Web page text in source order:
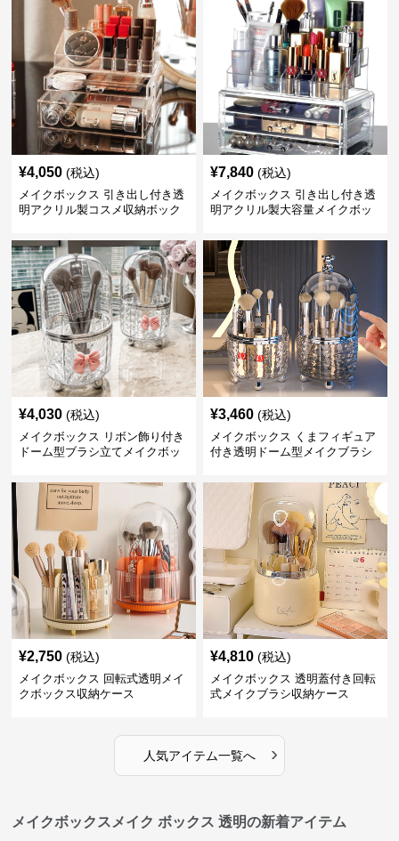
¥4,050 (税込)
メイクボックス 引き出し付き透
明アクリル製コスメ収納ボック
¥7,840 (税込)
メイクボックス 引き出し付き透
明アクリル製大容量メイクボッ
¥4,030 (税込)
メイクボックス リボン飾り付き
ドーム型ブラシ立てメイクボッ
¥3,460 (税込)
メイクボックス くまフィギュア
付き透明ドーム型メイクブラシ
¥2,750 (税込)
メイクボックス 回転式透明メイ
クボックス収納ケース
¥4,810 (税込)
メイクボックス 透明蓋付き回転
式メイクブラシ収納ケース
人気アイテム一覧へ ›
メイクボックスメイク ボックス 透明の新着アイテム